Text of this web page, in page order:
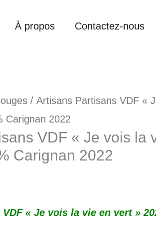
À propos Contactez-nous
/ Artisans Partisans VDF «
Carignan 2022
VDF « Je vois la
Carignan 2022
« Je vois la vie en vert »